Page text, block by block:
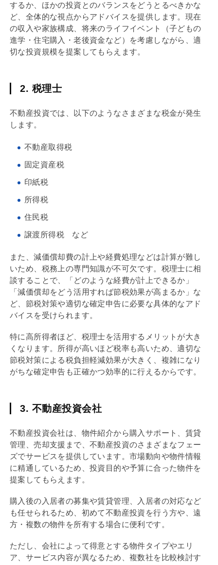
するか、ほかの投資とのバランスをどうとるべきかな
ど、全体的な視点からアドバイスを提供します。現在
の収入や家族構成、将来のライフイベント（子どもの
進学・住宅購入・老後資金など）を考慮しながら、適
切な投資規模を提案してもらえます。
2. 税理士
不動産投資では、以下のようなさまざまな税金が発生
します。
不動産取得税
固定資産税
印紙税
所得税
住民税
譲渡所得税 など
また、減価償却費の計上や経費処理などは計算が難し
いため、税務上の専門知識が不可欠です。税理士に相
談することで、「どのような経費が計上できるか」
「減価償却をどう活用すれば節税効果が高まるか」な
ど、節税対策や適切な確定申告に必要な具体的なアド
バイスを受けられます。
特に高所得者ほど、税理士を活用するメリットが大き
くなります。所得が高いほど税率も高いため、適切な
節税対策による税負担軽減効果が大きく、複雑になり
がちな確定申告も正確かつ効率的に行えるからです。
3. 不動産投資会社
不動産投資会社は、物件紹介から購入サポート、賃貸
管理、売却支援まで、不動産投資のさまざまなフェー
ズでサービスを提供しています。市場動向や物件情報
に精通しているため、投資目的や予算に合った物件を
提案してもらえます。
購入後の入居者の募集や賃貸管理、入居者の対応など
も任せられるため、初めて不動産投資を行う方や、遠
方・複数の物件を所有する場合に便利です。
ただし、会社によって得意とする物件タイプやエリ
ア、サービス内容が異なるため、複数社を比較検討す